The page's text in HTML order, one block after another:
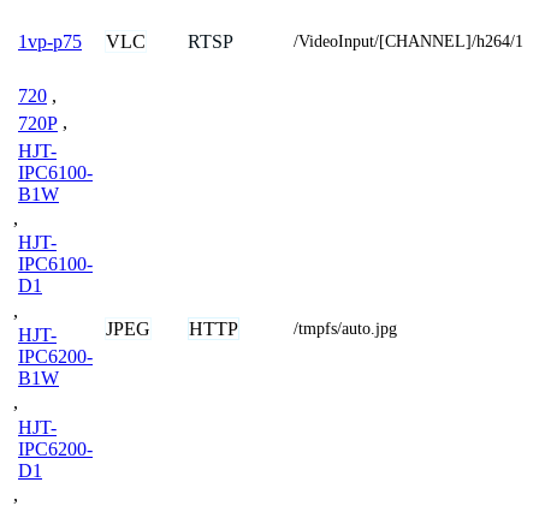
1vp-p75 VLC RTSP /VideoInput/[CHANNEL]/h264/1
720 ,
720P ,
HJT-
IPC6100-
B1W
,
HJT-
IPC6100-
D1
,
HJT-
IPC6200-
B1W
,
HJT-
IPC6200-
D1
,
JPEG HTTP /tmpfs/auto.jpg